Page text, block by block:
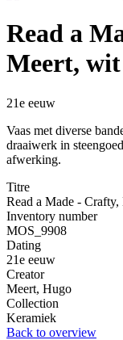
Read a
Meert, wit
21e eeuw
Vaas met diverse
draaiwerk in
afwerking.
Titre
Read a Made -
Inventory number
MOS_9908
Dating
21e eeuw
Creator
Meert, Hugo
Collection
Keramiek
Back to overview